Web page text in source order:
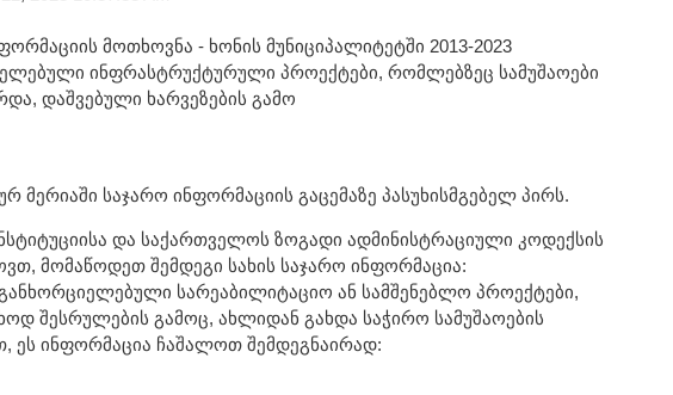
მოთხოვნა - ხონის მუნიციპალიტეტში 2013-2023
ინფრასტრუქტურული პროექტები, რომლებზეც სამუშაოები
დაშვებული ხარვეზების გამო
მერიაში საჯარო ინფორმაციის გაცემაზე პასუხისმგებელ პირს.
და საქართველოს ზოგადი ადმინისტრაციული კოდექსის
მომაწოდეთ შემდეგი სახის საჯარო ინფორმაცია:
განხორციელებული სარეაბილიტაციო ან სამშენებლო პროექტები,
შესრულების გამოც, ახლიდან გახდა საჭირო სამუშაოების
ეს ინფორმაცია ჩაშალოთ შემდეგნაირად: